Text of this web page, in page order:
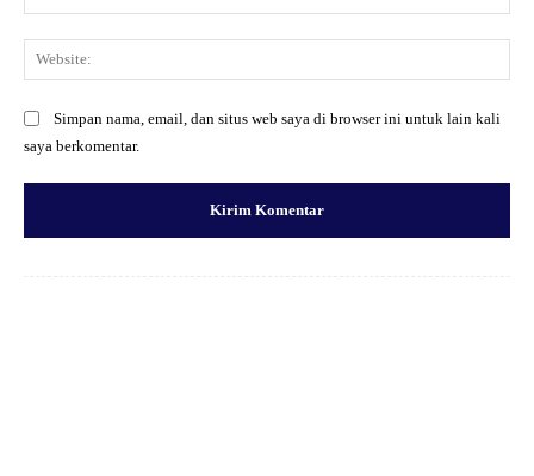
Simpan nama, email, dan situs web saya di browser ini untuk lain kali
saya berkomentar.